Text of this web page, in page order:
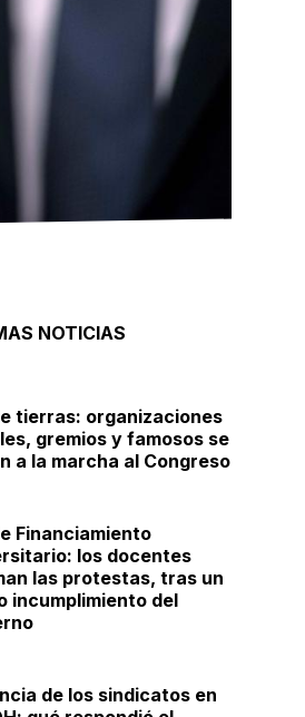
NOTICIAS
tierras: organizaciones
gremios y famosos se
a la marcha al Congreso
Financiamiento
los docentes
las protestas, tras un
incumplimiento del
de los sindicatos en